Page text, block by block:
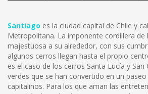
Santiago es la ciudad capital de Chile y
Metropolitana. La imponente cordillera de
majestuosa a su alrededor, con sus
algunos cerros llegan hasta el propio
es el caso de los cerros Santa Lucía y
verdes que se han convertido en un
capitalinos. Para los que aman las